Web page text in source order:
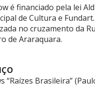
é financiado pela lei
de Cultura e
no cruzamento da
de Araraquara.
“Raízes Brasileira”